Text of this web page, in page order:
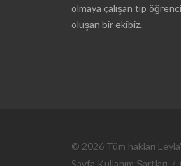
olmaya çalışan tıp
oluşan bir ekibiz.
© 2026 Tüm hakları